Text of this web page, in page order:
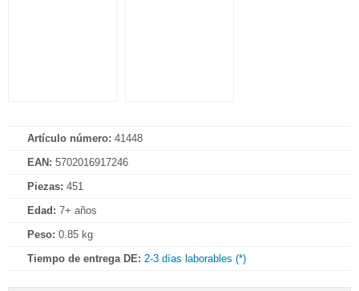
Artículo número: 41448
EAN: 5702016917246
Piezas: 451
Edad: 7+ años
Peso: 0.85 kg
Tiempo de entrega DE: 2-3 días laborables (*)